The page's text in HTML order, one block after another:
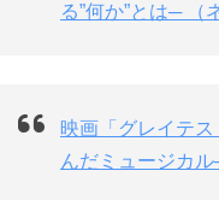
る”何か”とは─ （
映画「グレイテ
んだミュージカ